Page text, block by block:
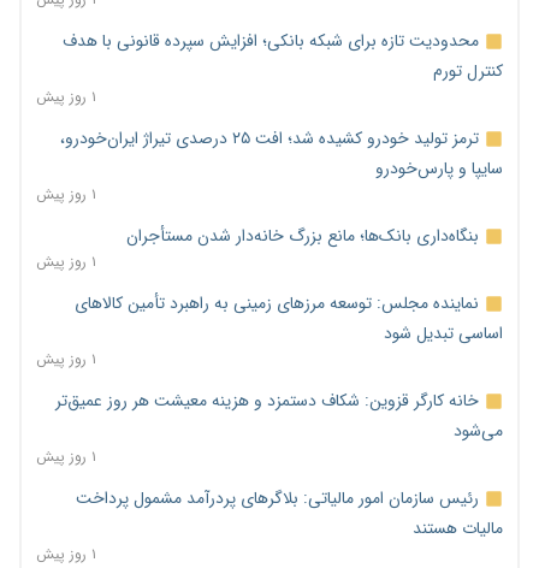
محدودیت تازه برای شبکه بانکی؛ افزایش سپرده قانونی با هدف
کنترل تورم
۱ روز پیش
ترمز تولید خودرو کشیده شد؛ افت ۲۵ درصدی تیراژ ایران‌خودرو،
سایپا و پارس‌خودرو
۱ روز پیش
بنگاه‌داری بانک‌ها؛ مانع بزرگ خانه‌دار شدن مستأجران
۱ روز پیش
نماینده مجلس: توسعه مرزهای زمینی به راهبرد تأمین کالاهای
اساسی تبدیل شود
۱ روز پیش
خانه کارگر قزوین: شکاف دستمزد و هزینه معیشت هر روز عمیق‌تر
می‌شود
۱ روز پیش
رئیس سازمان امور مالیاتی: بلاگرهای پردرآمد مشمول پرداخت
مالیات هستند
۱ روز پیش